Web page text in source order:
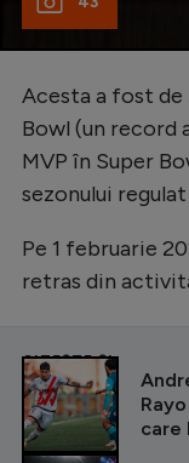
Acesta a fost
Bowl (un
MVP în Super
sezonului regulat
Pe 1 februarie
retras din
CITEȘTE ȘI
care